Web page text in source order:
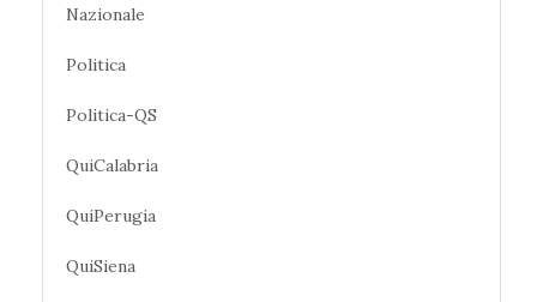
Nazionale
Politica
Politica-QS
QuiCalabria
QuiPerugia
QuiSiena